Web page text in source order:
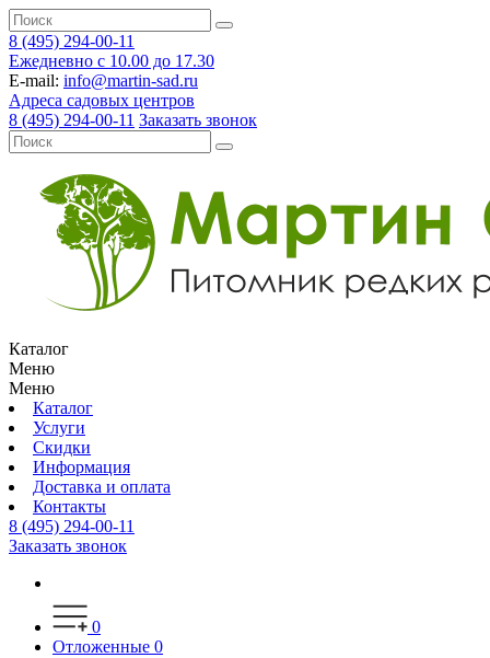
8 (495) 294-00-11
Ежедневно с 10.00 до 17.30
E-mail: info@martin-sad.ru
Адреса садовых центров
8 (495) 294-00-11 Заказать звонок
Каталог
Меню
Меню
Каталог
Услуги
Скидки
Информация
Доставка и оплата
Контакты
8 (495) 294-00-11
Заказать звонок
0
Отложенные 0